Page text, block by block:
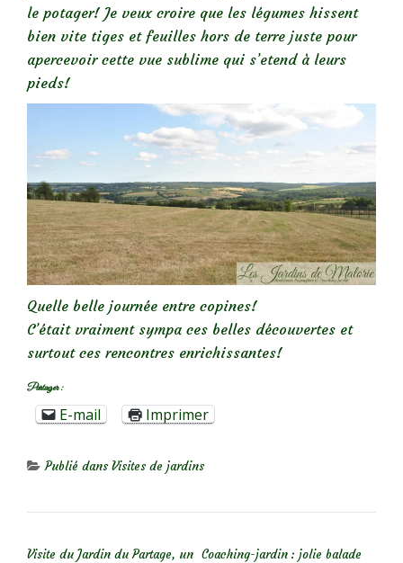
le potager! Je veux croire que les légumes hissent
bien vite tiges et feuilles hors de terre juste pour
apercevoir cette vue sublime qui s’etend à leurs
pieds!
Quelle belle journée entre copines!
C’était vraiment sympa ces belles découvertes et
surtout ces rencontres enrichissantes!
Partager :
E-mail Imprimer
Publié dansVisites de jardins
Visite du Jardin du Partage, un Coaching-jardin : jolie balade